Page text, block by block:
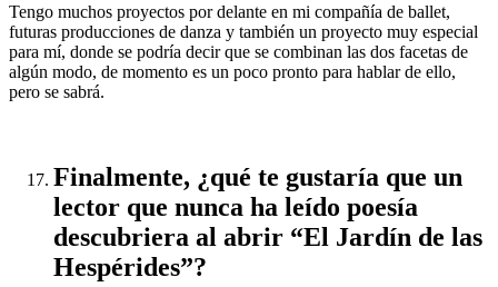
Tengo muchos proyectos por delante en mi compañía de ballet,
futuras producciones de danza y también un proyecto muy especial
para mí, donde se podría decir que se combinan las dos facetas de
algún modo, de momento es un poco pronto para hablar de ello,
pero se sabrá.
Finalmente, ¿qué te gustaría que un
lector que nunca ha leído poesía
descubriera al abrir “El Jardín de las
Hespérides”?